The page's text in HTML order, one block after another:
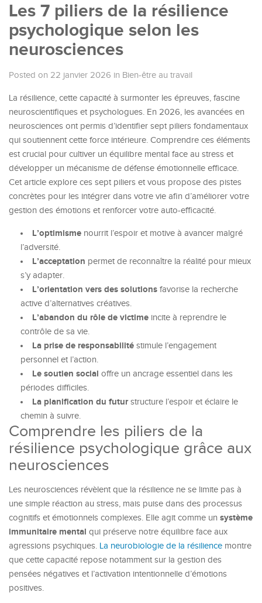
Les 7 piliers de la résilience
psychologique selon les
neurosciences
Posted on 22 janvier 2026 in Bien-être au travail
La résilience, cette capacité à surmonter les épreuves, fascine
neuroscientifiques et psychologues. En 2026, les avancées en
neurosciences ont permis d’identifier sept piliers fondamentaux
qui soutiennent cette force intérieure. Comprendre ces éléments
est crucial pour cultiver un équilibre mental face au stress et
développer un mécanisme de défense émotionnelle efficace.
Cet article explore ces sept piliers et vous propose des pistes
concrètes pour les intégrer dans votre vie afin d’améliorer votre
gestion des émotions et renforcer votre auto-efficacité.
L’optimisme nourrit l’espoir et motive à avancer malgré
l’adversité.
L’acceptation permet de reconnaître la réalité pour mieux
s’y adapter.
L’orientation vers des solutions favorise la recherche
active d’alternatives créatives.
L’abandon du rôle de victime incite à reprendre le
contrôle de sa vie.
La prise de responsabilité stimule l’engagement
personnel et l’action.
Le soutien social offre un ancrage essentiel dans les
périodes difficiles.
La planification du futurstructure l’espoir et éclaire le
chemin à suivre.
Comprendre les piliers de la
résilience psychologique grâce aux
neurosciences
Les neurosciences révèlent que la résilience ne se limite pas à
une simple réaction au stress, mais puise dans des processus
cognitifs et émotionnels complexes. Elle agit comme un système
immunitaire mental qui préserve notre équilibre face aux
agressions psychiques. La neurobiologie de la résilience montre
que cette capacité repose notamment sur la gestion des
pensées négatives et l’activation intentionnelle d’émotions
positives.